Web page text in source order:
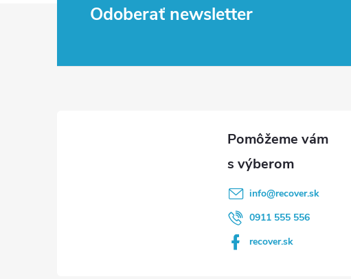
Odoberať newsletter
info@recover.sk
0911 555 556
recover.sk